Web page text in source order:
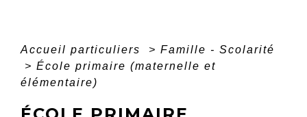
Accueil particuliers > Famille - Scolarité
> École primaire (maternelle et
élémentaire)